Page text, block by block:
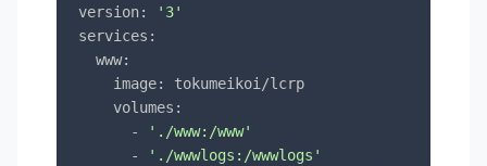
version:
'3'
services:
  www:
    image: tokumeikoi/lcrp
    volumes:
      -
'./www:/www'
      -
'./wwwlogs:/wwwlogs'